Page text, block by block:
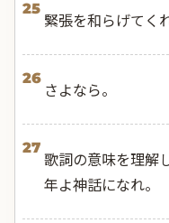
25
緊張を和らげてく
26
さよなら。
27
歌詞の意味を理解
年よ神話になれ。